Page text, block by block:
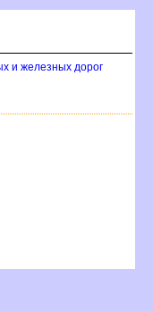
и железных дорог